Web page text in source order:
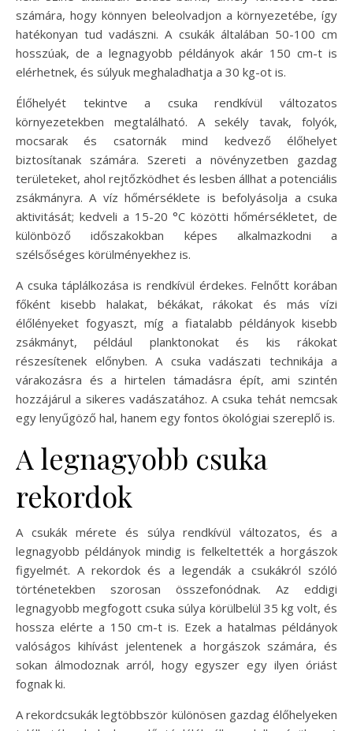
számára, hogy könnyen beleolvadjon a környezetébe, így
hatékonyan tud vadászni. A csukák általában 50-100 cm
hosszúak, de a legnagyobb példányok akár 150 cm-t is
elérhetnek, és súlyuk meghaladhatja a 30 kg-ot is.
Élőhelyét tekintve a csuka rendkívül változatos
környezetekben megtalálható. A sekély tavak, folyók,
mocsarak és csatornák mind kedvező élőhelyet
biztosítanak számára. Szereti a növényzetben gazdag
területeket, ahol rejtőzködhet és lesben állhat a potenciális
zsákmányra. A víz hőmérséklete is befolyásolja a csuka
aktivitását; kedveli a 15-20 °C közötti hőmérsékletet, de
különböző időszakokban képes alkalmazkodni a
szélsőséges körülményekhez is.
A csuka táplálkozása is rendkívül érdekes. Felnőtt korában
főként kisebb halakat, békákat, rákokat és más vízi
élőlényeket fogyaszt, míg a fiatalabb példányok kisebb
zsákmányt, például planktonokat és kis rákokat
részesítenek előnyben. A csuka vadászati technikája a
várakozásra és a hirtelen támadásra épít, ami szintén
hozzájárul a sikeres vadászatához. A csuka tehát nemcsak
egy lenyűgöző hal, hanem egy fontos ökológiai szereplő is.
A legnagyobb csuka
rekordok
A csukák mérete és súlya rendkívül változatos, és a
legnagyobb példányok mindig is felkeltették a horgászok
figyelmét. A rekordok és a legendák a csukákról szóló
történetekben szorosan összefonódnak. Az eddigi
legnagyobb megfogott csuka súlya körülbelül 35 kg volt, és
hossza elérte a 150 cm-t is. Ezek a hatalmas példányok
valóságos kihívást jelentenek a horgászok számára, és
sokan álmodoznak arról, hogy egyszer egy ilyen óriást
fognak ki.
A rekordcsukák legtöbbször különösen gazdag élőhelyeken